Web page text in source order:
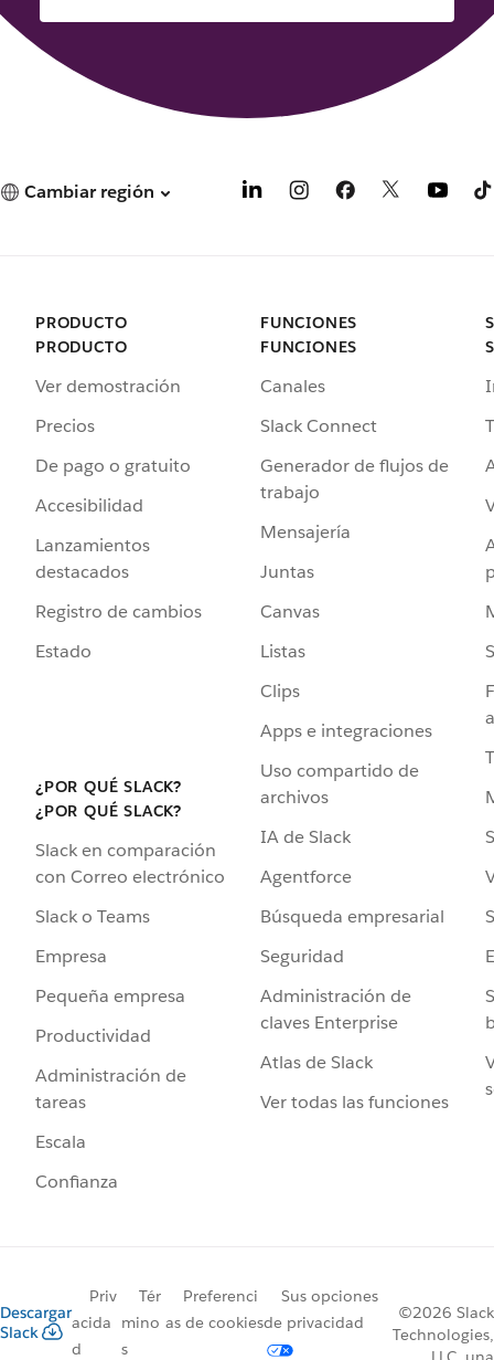
Cambiar región
PRODUCTO
PRODUCTO
Ver demostración
Precios
De pago o gratuito
Accesibilidad
Lanzamientos
destacados
Registro de cambios
Estado
¿POR QUÉ SLACK?
¿POR QUÉ SLACK?
Slack en comparación
con Correo electrónico
Slack o Teams
Empresa
Pequeña empresa
Productividad
Administración de
tareas
Escala
Confianza
FUNCIONES
FUNCIONES
Canales
Slack Connect
Generador de flujos de
trabajo
Mensajería
Juntas
Canvas
Listas
Clips
Apps e integraciones
Uso compartido de
archivos
IA de Slack
Agentforce
Búsqueda empresarial
Seguridad
Administración de
claves Enterprise
Atlas de Slack
Ver todas las funciones
Descargar
Slack
Priv
acida
d
Tér
mino
s
Preferenci
as de cookies
Sus opciones
de privacidad
©2026 Slack
Technologies,